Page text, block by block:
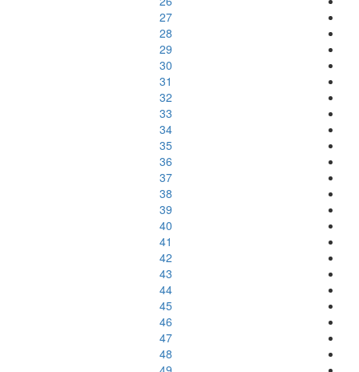
27
28
29
30
31
32
33
34
35
36
37
38
39
40
41
42
43
44
45
46
47
48